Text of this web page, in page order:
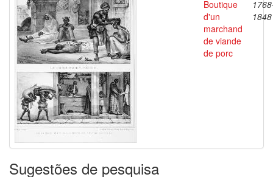
Boutique
d'un
marchand
de viande
de porc
1848
Sugestões de pesquisa